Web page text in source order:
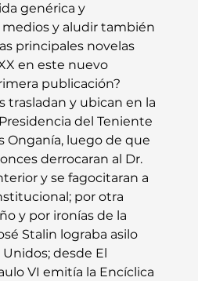
genérica y
y aludir también
principales novelas
en este nuevo
publicación?
trasladan y ubican en la
del Teniente
Onganía, luego de que
derrocaran al Dr.
y se fagocitaran a
por otra
y por ironías de la
Stalin lograba asilo
desde El
VI emitía la Encíclica